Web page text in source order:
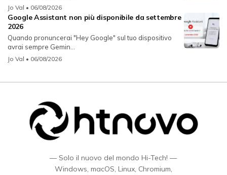
Jo Val • 06/08/2026
Google Assistant non più disponibile da settembre
2026
Quando pronuncerai "Hey Google" sul tuo dispositivo
avrai sempre Gemin...
Jo Val • 06/08/2026
— Solo il nuovo del mondo Hi-Tech! —
Windows, macOS, Linux, Chromium,